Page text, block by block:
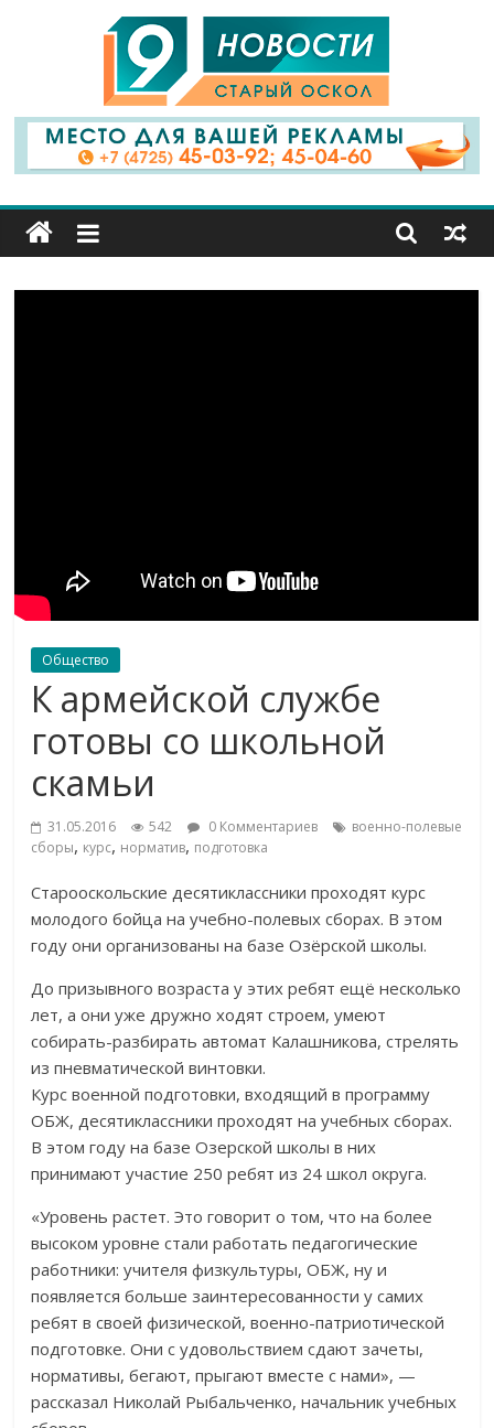
9
Канал
Старый
Общество
К армейской службе
готовы со школьной
скамьи
31.05.2016 542 0 Комментариев
военно-полевые
сборы, курс, норматив, подготовка
Старооскольские десятиклассники проходят курс
молодого бойца на учебно-полевых сборах. В этом
году они организованы на базе Озёрской школы.
До призывного возраста у этих ребят ещё несколько
лет, а они уже дружно ходят строем, умеют
собирать-разбирать автомат Калашникова, стрелять
из пневматической винтовки.
Курс военной подготовки, входящий в программу
ОБЖ, десятиклассники проходят на учебных сборах.
В этом году на базе Озерской школы в них
принимают участие 250 ребят из 24 школ округа.
«Уровень растет. Это говорит о том, что на более
высоком уровне стали работать педагогические
работники: учителя физкультуры, ОБЖ, ну и
появляется больше заинтересованности у самих
ребят в своей физической, военно-патриотической
подготовке. Они с удовольствием сдают зачеты,
нормативы, бегают, прыгают вместе с нами», —
рассказал Николай Рыбальченко, начальник учебных